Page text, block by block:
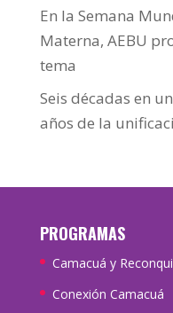
En la Semana
Materna, AEBU
tema
Seis décadas en
años de la
PROGRAMAS
Camacuá y
Conexión Camacuá